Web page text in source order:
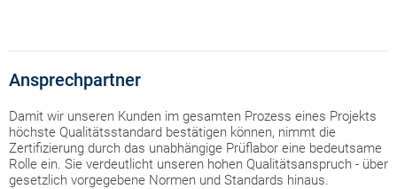
Ansprechpartner
Damit wir unseren Kunden im gesamten Prozess eines Projekts
höchste Qualitätsstandard bestätigen können, nimmt die
Zertifizierung durch das unabhängige Prüflabor eine bedeutsame
Rolle ein. Sie verdeutlicht unseren hohen Qualitätsanspruch - über
gesetzlich vorgegebene Normen und Standards hinaus.